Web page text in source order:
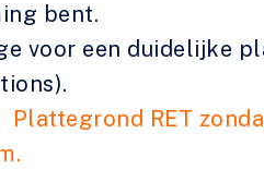
bent.
voor een duidelijke
Plattegrond RET